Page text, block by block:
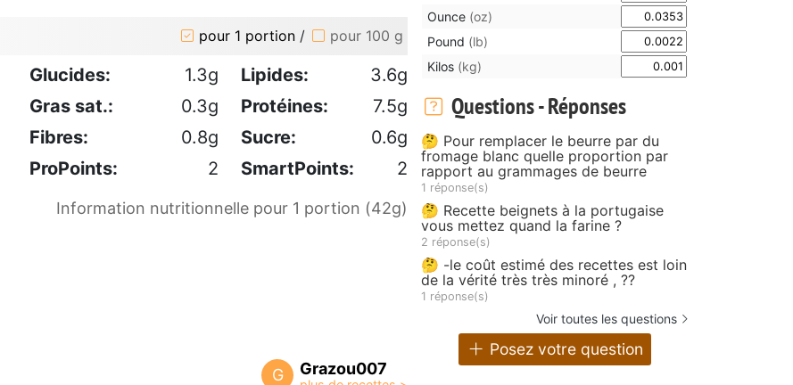
pour 1 portion / pour 100 g
Glucides: 1.3g Lipides:
3.6g
Gras sat.:
0.3g Protéines:
7.5g
Fibres:
0.8g Sucre:
0.6g
ProPoints:
2 SmartPoints: 2
Information nutritionnelle pour 1 portion (42g)
G Grazou007
Ounce (oz)
Pound (lb)
Kilos (kg)
Questions - Réponses
🤔 Pour remplacer le beurre par du
fromage blanc quelle proportion par
rapport au grammages de beurre
1 réponse(s)
🤔 Recette beignets à la portugaise
vous mettez quand la farine ?
2 réponse(s)
🤔 -le coût estimé des recettes est loin
de la vérité très très minoré , ??
1 réponse(s)
Voir toutes les questions
Posez votre question